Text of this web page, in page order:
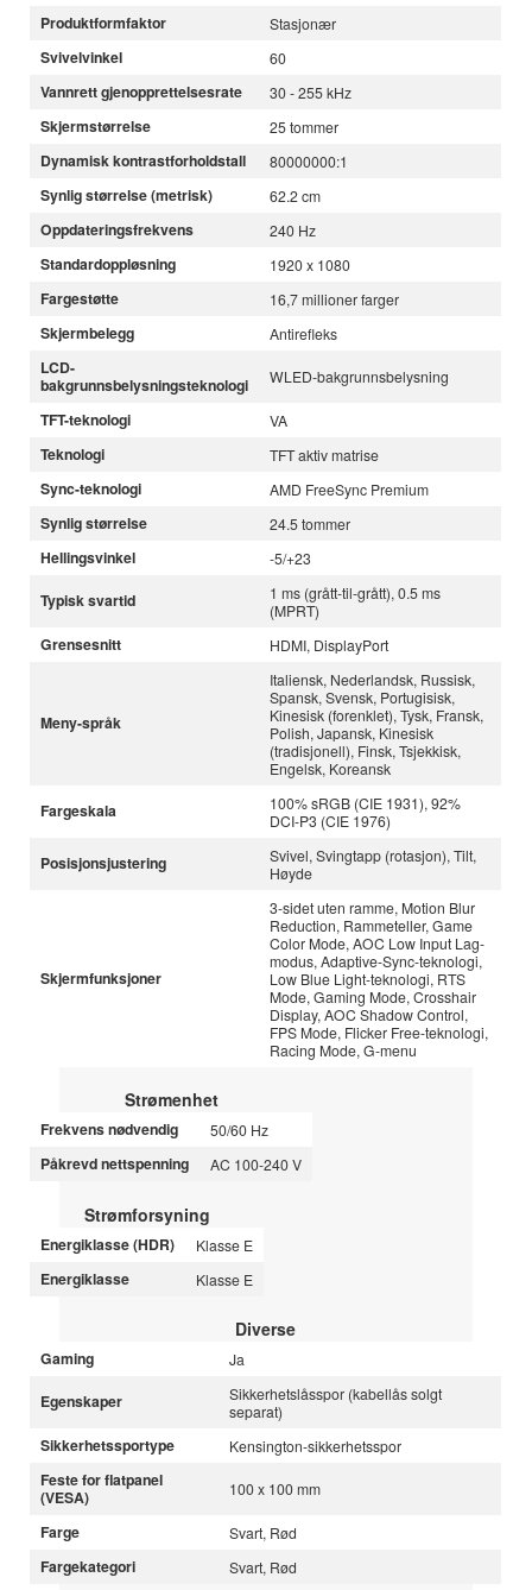
Produktformfaktor Stasjonær
Svivelvinkel 60
Vannrett gjenopprettelsesrate 30 - 255 kHz
Skjermstørrelse 25 tommer
Dynamisk kontrastforholdstall 80000000:1
Synlig størrelse (metrisk) 62.2 cm
Oppdateringsfrekvens 240 Hz
Standardoppløsning 1920 x 1080
Fargestøtte 16,7 millioner farger
Skjermbelegg Antirefleks
LCD-
bakgrunnsbelysningsteknologi
WLED-bakgrunnsbelysning
TFT-teknologi VA
Teknologi TFT aktiv matrise
Sync-teknologi AMD FreeSync Premium
Synlig størrelse 24.5 tommer
Hellingsvinkel -5/+23
Typisk svartid
1 ms (grått-til-grått), 0.5 ms
(MPRT)
Grensesnitt HDMI, DisplayPort
Meny-språk
Italiensk, Nederlandsk, Russisk,
Spansk, Svensk, Portugisisk,
Kinesisk (forenklet), Tysk, Fransk,
Polish, Japansk, Kinesisk
(tradisjonell), Finsk, Tsjekkisk,
Engelsk, Koreansk
Fargeskala
100% sRGB (CIE 1931), 92%
DCI-P3 (CIE 1976)
Posisjonsjustering
Svivel, Svingtapp (rotasjon), Tilt,
Høyde
Skjermfunksjoner
3-sidet uten ramme, Motion Blur
Reduction, Rammeteller, Game
Color Mode, AOC Low Input Lag-
modus, Adaptive-Sync-teknologi,
Low Blue Light-teknologi, RTS
Mode, Gaming Mode, Crosshair
Display, AOC Shadow Control,
FPS Mode, Flicker Free-teknologi,
Racing Mode, G-menu
Strømenhet
Frekvens nødvendig 50/60 Hz
Påkrevd nettspenning AC 100-240 V
Strømforsyning
Energiklasse (HDR) Klasse E
Energiklasse Klasse E
Diverse
Gaming Ja
Egenskaper
Sikkerhetslåsspor (kabellås solgt
separat)
Sikkerhetssportype Kensington-sikkerhetsspor
Feste for flatpanel
(VESA)
100 x 100 mm
Farge Svart, Rød
Fargekategori Svart, Rød